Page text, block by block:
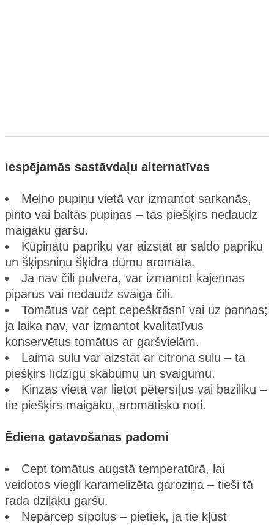
Iespējamās sastāvdaļu alternatīvas
Melno pupiņu vietā var izmantot sarkanās,
pinto vai baltās pupiņas – tās piešķirs nedaudz
maigāku garšu.
Kūpinātu papriku var aizstāt ar saldo papriku
un šķipsniņu šķidra dūmu aromāta.
Ja nav čili pulvera, var izmantot kajennas
piparus vai nedaudz svaiga čili.
Tomātus var cept cepeškrāsnī vai uz pannas;
ja laika nav, var izmantot kvalitatīvus
konservētus tomātus ar garšvielām.
Laima sulu var aizstāt ar citrona sulu – tā
piešķirs līdzīgu skābumu un svaigumu.
Kinzas vietā var lietot pētersīļus vai baziliku –
tie piešķirs maigāku, aromātisku noti.
Ēdiena gatavošanas padomi
Cept tomātus augstā temperatūrā, lai
veidotos viegli karamelizēta garoziņa – tieši tā
rada dziļāku garšu.
Nepārcep sīpolus – pietiek, ja tie kļūst